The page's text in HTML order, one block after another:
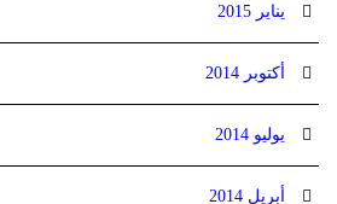
يناير 2015
أكتوبر 2014
يوليو 2014
أبريل 2014